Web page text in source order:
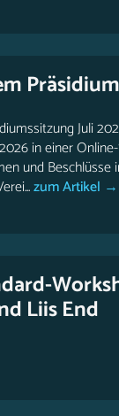
Präsidium
Juli
in einer
und Beschlüsse
zum Artikel →
Liis End